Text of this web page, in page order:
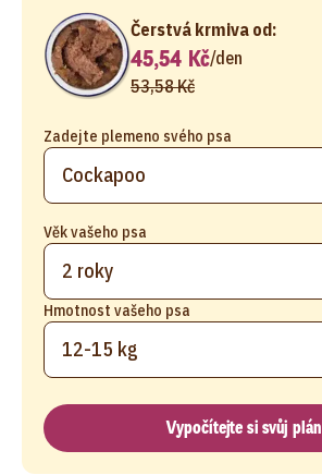
Zadejte plemeno svého psa
Věk vašeho psa
2 roky
Hmotnost vašeho psa
12-15 kg
Čerstvá krmiva od:
45,54 Kč/den
53,58 Kč
Vypočítejte si svůj plán